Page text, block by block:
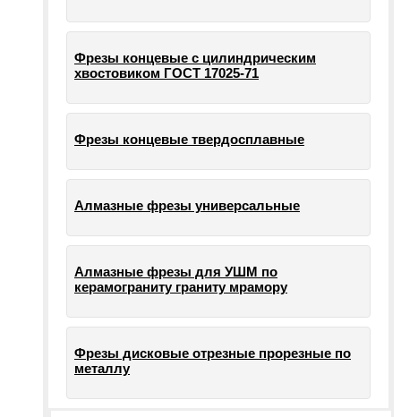
Фрезы концевые с цилиндрическим
хвостовиком ГОСТ 17025-71
Фрезы концевые твердосплавные
Алмазные фрезы универсальные
Алмазные фрезы для УШМ по
керамограниту граниту мрамору
Фрезы дисковые отрезные прорезные по
металлу